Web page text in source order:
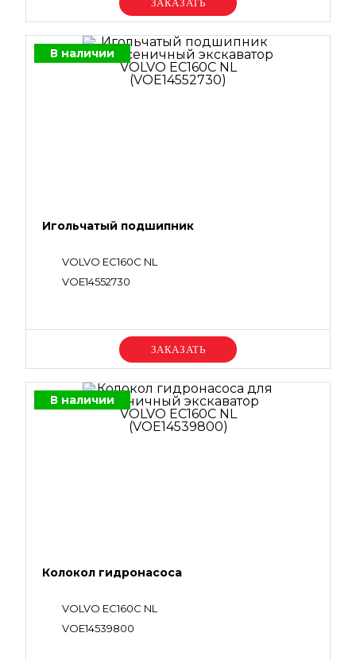
В наличии
Игольчатый подшипник
VOLVO EC160C NL
VOE14552730
Уточняйте цену
В наличии
Колокол гидронасоса
VOLVO EC160C NL
VOE14539800